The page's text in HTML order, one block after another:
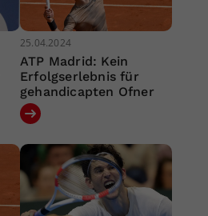
25.04.2024
ATP Madrid: Kein
Erfolgserlebnis für
gehandicapten Ofner